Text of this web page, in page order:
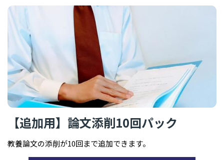
【追加用】論文添削10回パック
教養論文の添削が10回まで追加できます。